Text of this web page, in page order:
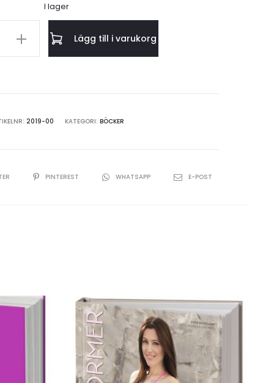
I lager
Lägg till i varukorg
2019-00 KATEGORI: BÖCKER
PINTEREST WHATSAPP E-POST